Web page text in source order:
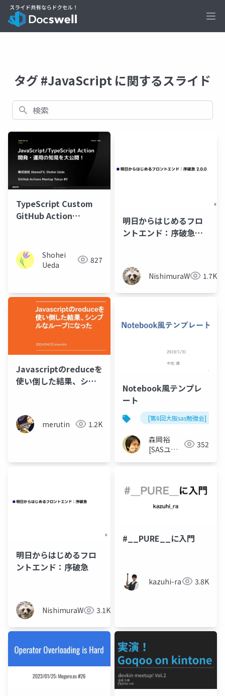
タグ #JavaScript に関するスライド
検索
TypeScript Custom
GitHub Action
Shohei
Ueda
827
明日からはじめるフロ
ントエンド：序破急
NishimuraWataru1.7K
Javascriptのreduceを
使い倒した結果、シン
merutin 1.2K
Notebook風テンプレ
ート
[第6回大阪sas勉強会]
森岡裕
[SASユー
352
明日からはじめるフロ
ントエンド：序破急
NishimuraWataru3.1K
#__PURE__に入門
kazuhi-ra 3.8K